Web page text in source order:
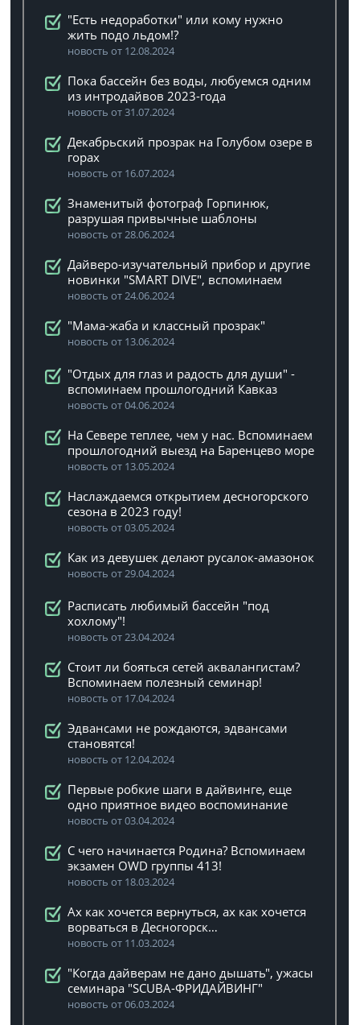
"Есть недоработки" или кому нужно
жить подо льдом!?
новость от 12.08.2024
Пока бассейн без воды, любуемся одним
из интродайвов 2023-года
новость от 31.07.2024
Декабрьский прозрак на Голубом озере в
горах
новость от 16.07.2024
Знаменитый фотограф Горпинюк,
разрушая привычные шаблоны
новость от 28.06.2024
Дайверо-изучательный прибор и другие
новинки "SMART DIVE", вспоминаем
новость от 24.06.2024
"Мама-жаба и классный прозрак"
новость от 13.06.2024
"Отдых для глаз и радость для души" -
вспоминаем прошлогодний Кавказ
новость от 04.06.2024
На Севере теплее, чем у нас. Вспоминаем
прошлогодний выезд на Баренцево море
новость от 13.05.2024
Наслаждаемся открытием десногорского
сезона в 2023 году!
новость от 03.05.2024
Как из девушек делают русалок-амазонок
новость от 29.04.2024
Расписать любимый бассейн "под
хохлому"!
новость от 23.04.2024
Стоит ли бояться сетей аквалангистам?
Вспоминаем полезный семинар!
новость от 17.04.2024
Эдвансами не рождаются, эдвансами
становятся!
новость от 12.04.2024
Первые робкие шаги в дайвинге, еще
одно приятное видео воспоминание
новость от 03.04.2024
C чего начинается Родина? Вспоминаем
экзамен OWD группы 413!
новость от 18.03.2024
Ах как хочется вернуться, ах как хочется
ворваться в Десногорск…
новость от 11.03.2024
"Когда дайверам не дано дышать", ужасы
семинара "SCUBA-ФРИДАЙВИНГ"
новость от 06.03.2024